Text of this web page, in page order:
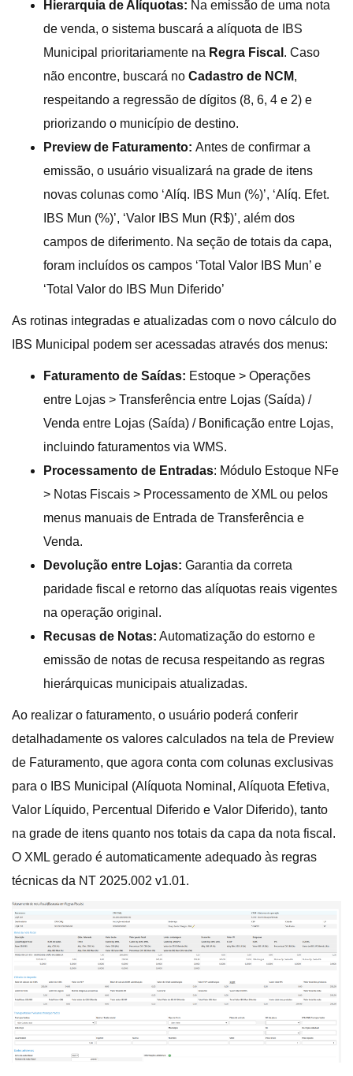
Hierarquia de Alíquotas: Na emissão de uma nota
de venda, o sistema buscará a alíquota de IBS
Municipal prioritariamente na Regra Fiscal . Caso
não encontre, buscará no Cadastro de NCM,
respeitando a regressão de dígitos (8, 6, 4 e 2) e
priorizando o município de destino.
Preview de Faturamento: Antes de confirmar a
emissão, o usuário visualizará na grade de itens
novas colunas como ‘Alíq. IBS Mun (%)’, ‘Alíq. Efet.
IBS Mun (%)’, ‘Valor IBS Mun (R$)’, além dos
campos de diferimento. Na seção de totais da capa,
foram incluídos os campos ‘Total Valor IBS Mun’ e
‘Total Valor do IBS Mun Diferido’
As rotinas integradas e atualizadas com o novo cálculo do
IBS Municipal podem ser acessadas através dos menus:
Faturamento de Saídas: Estoque > Operações
entre Lojas > Transferência entre Lojas (Saída) /
Venda entre Lojas (Saída) / Bonificação entre Lojas,
incluindo faturamentos via WMS.
Processamento de Entradas: Módulo Estoque NFe
> Notas Fiscais > Processamento de XML ou pelos
menus manuais de Entrada de Transferência e
Venda.
Devolução entre Lojas: Garantia da correta
paridade fiscal e retorno das alíquotas reais vigentes
na operação original.
Recusas de Notas: Automatização do estorno e
emissão de notas de recusa respeitando as regras
hierárquicas municipais atualizadas.
Ao realizar o faturamento, o usuário poderá conferir
detalhadamente os valores calculados na tela de Preview
de Faturamento, que agora conta com colunas exclusivas
para o IBS Municipal (Alíquota Nominal, Alíquota Efetiva,
Valor Líquido, Percentual Diferido e Valor Diferido), tanto
na grade de itens quanto nos totais da capa da nota fiscal.
O XML gerado é automaticamente adequado às regras
técnicas da NT 2025.002 v1.01.